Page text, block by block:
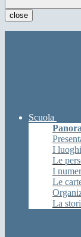
close
Scuola
I luoghi
Le
I
Le
La